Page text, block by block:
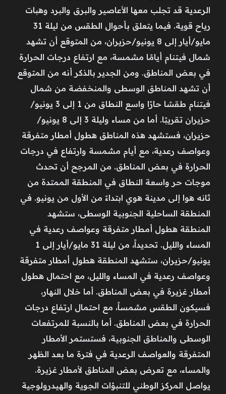
الرعدية قد تجلب معها الأعاصير والبرق والبرد وهبات
رياح قوية. فيما يتعلق بأحوال الطقس من ليلة 31
مايو/أيار إلى 8 يونيو/حزيران، من المتوقع أن تشهد
شمال فيتنام أيامًا مشمسة، مع ارتفاع درجات الحرارة
في بعض المناطق. ومن الجدير بالذكر أنه من المتوقع
أن تشهد المناطق الوسطى والمنخفضة من شمال
فيتنام طقسًا حارًا واسع النطاق من 1 إلى 3 يونيو/
حزيران تقريبًا. أما من مساء وليلة 3 إلى 8 يونيو/
حزيران، فستشهد هذه المناطق هطول أمطار متفرقة
وعواصف رعدية، مع أيام مشمسة وارتفاع في درجات
الحرارة في بعض المناطق. من المرجح أن تحدث
موجات حر واسعة النطاق في المنطقة الممتدة من
ثانه هوا إلى مدينة هوي ابتداءً من الأول من يونيو. في
المنطقة الساحلية الجنوبية الوسطى، ستشهد
المنطقة هطول أمطار متفرقة وعواصف رعدية في
المساء والليل. تحديداً، من ليلة 31 مايو/أيار إلى 1
يونيو/حزيران، ستشهد المنطقة هطول أمطار متفرقة
وعواصف رعدية في المساء والليل، مع احتمال هطول
أمطار غزيرة في بعض المناطق. أما خلال النهار،
فسيكون الطقس مشمساً، مع احتمال ارتفاع درجات
الحرارة في بعض المناطق. أما بالنسبة للمرتفعات
الوسطى والمناطق الجنوبية، فستستمر الأمطار
المتفرقة والعواصف الرعدية في فترة ما بعد الظهر
والمساء، مع تعرض بعض المناطق لأمطار غزيرة.
يواصل المركز الوطني للتنبؤات الجوية والهيدرولوجية